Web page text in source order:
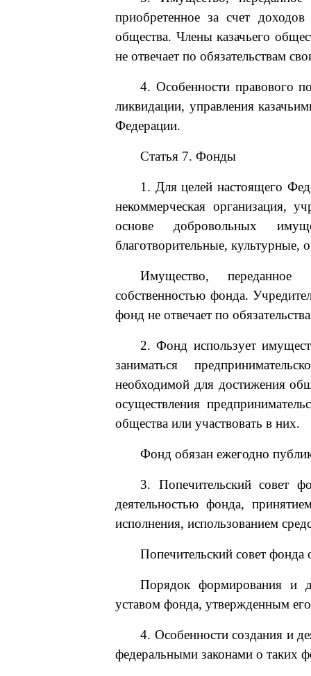
приобретенное за счет доходов
общества. Члены казачьего
не отвечает по обязательствам
4. Особенности правового
ликвидации, управления
Федерации.
Статья 7. Фонды
1. Для целей настоящего
некоммерческая организация,
основе добровольных
благотворительные, культурные,
Имущество, переданное
собственностью фонда.
фонд не отвечает по
2. Фонд использует
заниматься
необходимой для достижения
осуществления
общества или участвовать в них.
Фонд обязан ежегодно
3. Попечительский совет
деятельностью фонда,
исполнения, использованием
Попечительский совет фонда
Порядок формирования и
уставом фонда, утвержденным
4. Особенности создания и
федеральными законами о таких